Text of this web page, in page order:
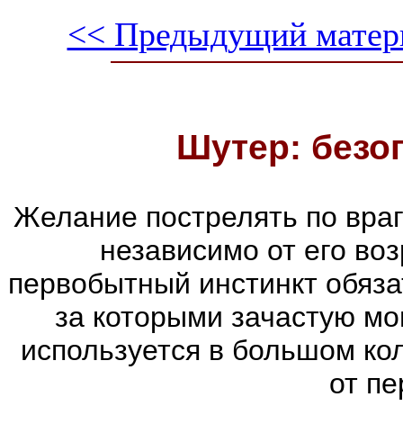
<< Предыдущий
Шутер:
Желание пострелять по
независимо от его
первобытный инстинкт
за которыми зачастую
используется в большом
от